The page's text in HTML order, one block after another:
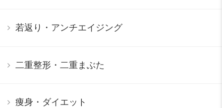
若返り・アンチエイジング
二重整形・二重まぶた
痩身・ダイエット